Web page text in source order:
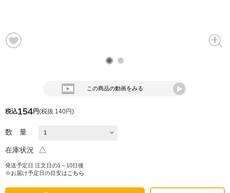
この商品の動画をみる
税込154円(税抜 140円)
数 量
在庫状況 △
発送予定日 注文日の1～10日後
※お届け予定日の目安は こちら